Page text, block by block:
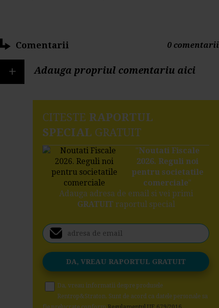
Comentarii 0 comentarii
+ Adauga propriul comentariu aici
CITESTE RAPORTUL
SPECIAL GRATUIT
"Noutati Fiscale
2026. Reguli noi
pentru societatile
comerciale"
Adauga adresa de email si vei primi
GRATUITraportul special
Da, vreau informatii despre produsele
Rentrop&Straton. Sunt de acord ca datele personale sa